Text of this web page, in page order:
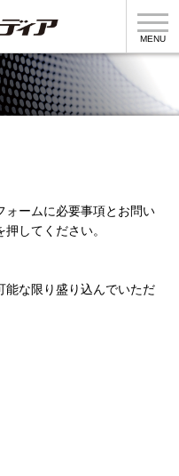
MENU
製造部門
ォームに必要事項とお問い
してください。
能な限り盛り込んでいただ